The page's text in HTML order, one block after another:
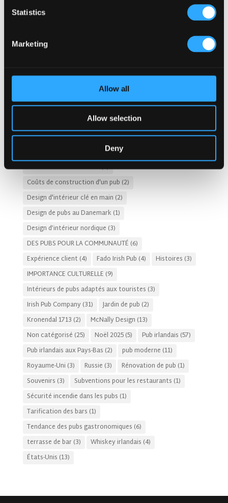
Statistics
Marketing
Allow all
Allow selection
Deny
Boîte de nuit
Concept de pub irlandais
(2)
Conception de plats et de boissons(28)
Conception de pubs durables(9)
CONCEPTION DE PUBS ET DE RESTAURANTS D'HÔTEL(14)
Conception de pubs irlandais(80)
Conception de restaurants(11)
Conceptions de pubs irlandais aux Pays-Bas
COÛTS D’HÉBERGEMENT(8)
Coûts de construction d'un pub (2)
Design d'intérieur clé en main (2)
Design de pubs au Danemark (1)
Design d’intérieur nordique (3)
DES PUBS POUR LA COMMUNAUTÉ (6)
Expérience client (4) Fado Irish Pub (4) Histoires (3)
IMPORTANCE CULTURELLE (9)
Intérieurs de pubs adaptés aux touristes (3)
Irish Pub Company (31) Jardin de pub (2)
Kronendal 1713 (2) McNally Design (13)
Non catégorisé (25) Noël 2025(5) Pub irlandais (57)
Pub irlandais aux Pays-Bas (2) pub moderne (11)
Royaume-Uni (3) Russie (3) Rénovation de pub (1)
Souvenirs (3) Subventions pour les restaurants (1)
Sécurité incendie dans les pubs (1)
Tarification des bars (1)
Tendance des pubs gastronomiques (6)
terrasse de bar(3) Whiskey irlandais (4)
États-Unis (13)